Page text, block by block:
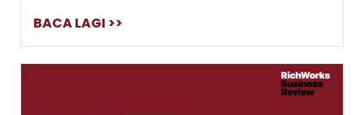
BACA LAGI >>